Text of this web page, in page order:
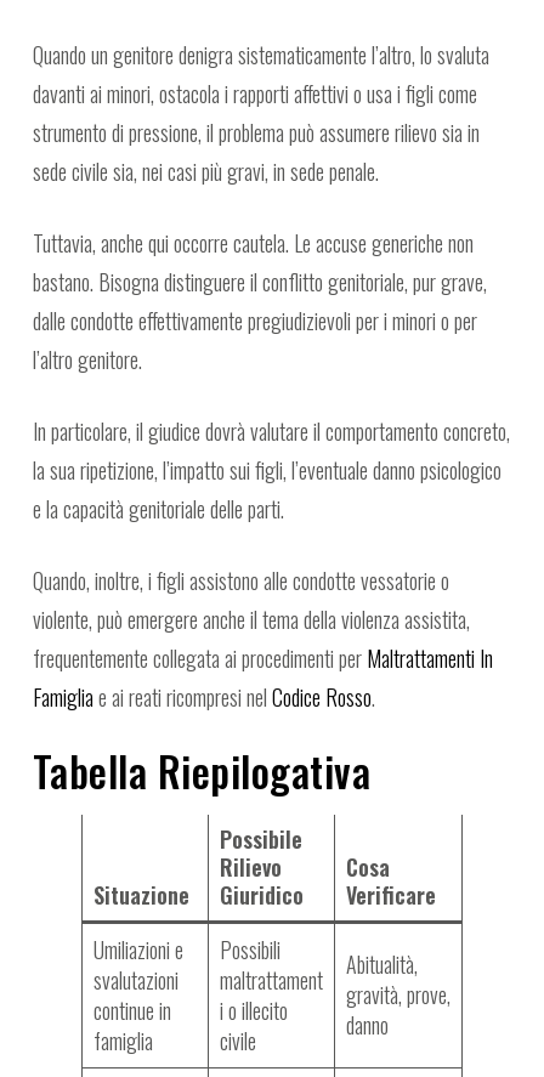
Quando un genitore denigra sistematicamente l’altro, lo svaluta
davanti ai minori, ostacola i rapporti affettivi o usa i figli come
strumento di pressione, il problema può assumere rilievo sia in
sede civile sia, nei casi più gravi, in sede penale.
Tuttavia, anche qui occorre cautela. Le accuse generiche non
bastano. Bisogna distinguere il conflitto genitoriale, pur grave,
dalle condotte effettivamente pregiudizievoli per i minori o per
l’altro genitore.
In particolare, il giudice dovrà valutare il comportamento concreto,
la sua ripetizione, l’impatto sui figli, l’eventuale danno psicologico
e la capacità genitoriale delle parti.
Quando, inoltre, i figli assistono alle condotte vessatorie o
violente, può emergere anche il tema della violenza assistita,
frequentemente collegata ai procedimenti perMaltrattamenti In
Famigliae ai reati ricompresi nelCodice Rosso.
Tabella Riepilogativa
Situazione
Possibile
Rilievo
Giuridico
Cosa
Verificare
Umiliazioni e
svalutazioni
continue in
famiglia
Possibili
maltrattament
i o illecito
civile
Abitualità,
gravità, prove,
danno